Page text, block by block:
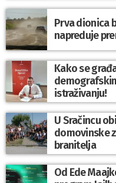
Prva dionica
napreduje
Kako se
istraživanju!
U Sračincu
domovinske
branitelja
Od Ede